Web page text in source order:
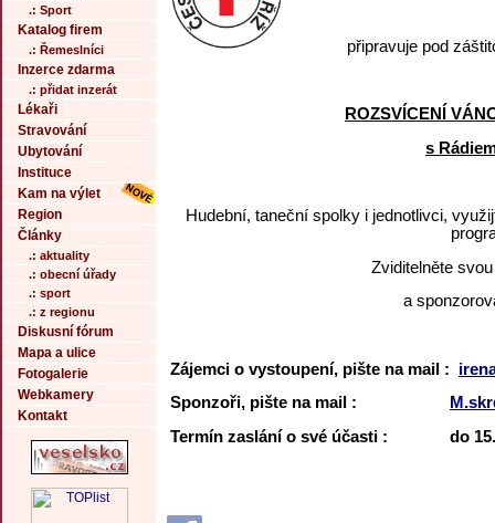
.: Sport
Katalog firem
.: Řemeslníci
Inzerce zdarma
.: přidat inzerát
Lékaři
Stravování
Ubytování
Instituce
Kam na výlet
Region
Články
.: aktuality
.: obecní úřady
.: sport
.: z regionu
Diskusní fórum
Mapa a ulice
Fotogalerie
Webkamery
Kontakt
připravuje pod
ROZSVÍCENÍ
s
Hudební, taneční spolky i jednotlivci,
Zviditelněte
a
Zájemci o vystoupení, pište na mail :
Sponzoři, pište na mail :
Termín zaslání o své účasti : do